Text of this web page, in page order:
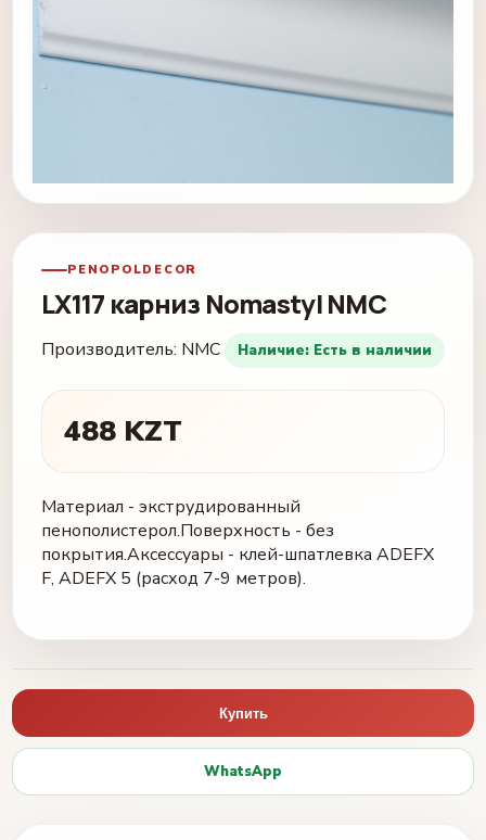
PENOPOLDECOR
LX117 карниз Nomastyl NMC
Производитель: NMC Наличие: Есть в наличии
488 KZT
Материал - экструдированный
пенополистерол.Поверхность - без
покрытия.Аксессуары - клей-шпатлевка ADEFX
F, ADEFX 5 (расход 7-9 метров).
Купить
WhatsApp